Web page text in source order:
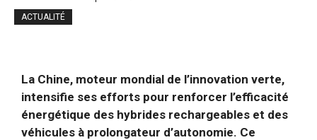
ACTUALITÉ
La Chine, moteur mondial de l’innovation verte,
intensifie ses efforts pour renforcer l’efficacité
énergétique des hybrides rechargeables et des
véhicules à prolongateur d’autonomie. Ce